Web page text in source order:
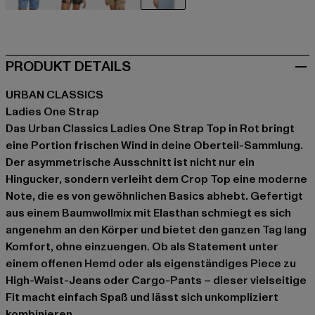
PRODUKT DETAILS
URBAN CLASSICS
Ladies One Strap
Das Urban Classics Ladies One Strap Top in Rot bringt
eine Portion frischen Wind in deine Oberteil-Sammlung.
Der asymmetrische Ausschnitt ist nicht nur ein
Hingucker, sondern verleiht dem Crop Top eine moderne
Note, die es von gewöhnlichen Basics abhebt. Gefertigt
aus einem Baumwollmix mit Elasthan schmiegt es sich
angenehm an den Körper und bietet den ganzen Tag lang
Komfort, ohne einzuengen. Ob als Statement unter
einem offenen Hemd oder als eigenständiges Piece zu
High-Waist-Jeans oder Cargo-Pants – dieser vielseitige
Fit macht einfach Spaß und lässt sich unkompliziert